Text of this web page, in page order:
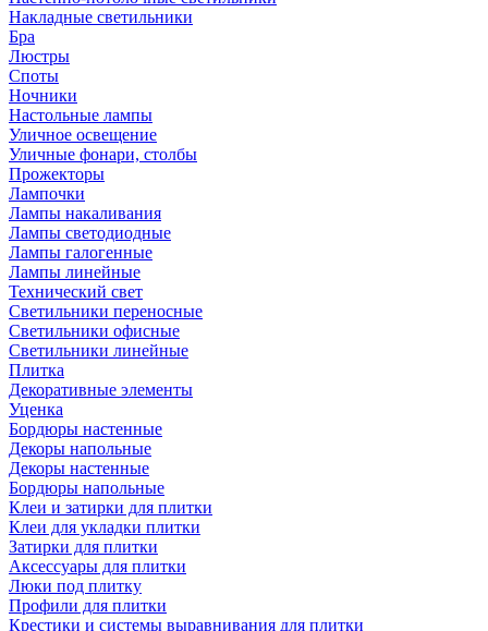
Накладные светильники
Бра
Люстры
Споты
Ночники
Настольные лампы
Уличное освещение
Уличные фонари, столбы
Прожекторы
Лампочки
Лампы накаливания
Лампы светодиодные
Лампы галогенные
Лампы линейные
Технический свет
Светильники переносные
Светильники офисные
Светильники линейные
Плитка
Декоративные элементы
Уценка
Бордюры настенные
Декоры напольные
Декоры настенные
Бордюры напольные
Клеи и затирки для плитки
Клеи для укладки плитки
Затирки для плитки
Аксессуары для плитки
Люки под плитку
Профили для плитки
Крестики и системы выравнивания для плитки